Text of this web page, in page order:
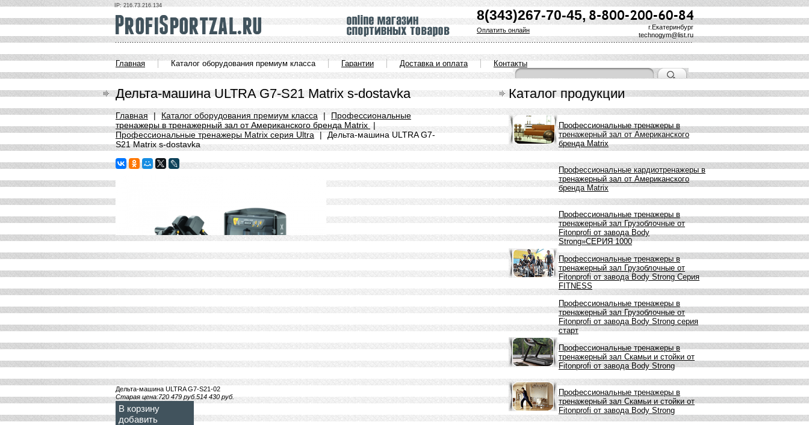
IP: 216.73.216.134
8(343)267-70-45,
г.Екатеринбург
technogym@list.ru
Оплатить онлайн
Главная Каталог оборудования премиум класса Гарантии Доставка и оплата Контакты
Дельта-машина ULTRA G7-S21 Matrix s-dostavka
Главная | Каталог оборудования премиум класса |
Профессиональные
тренажеры в тренажерный зал от Американского бренда Matrix
|
Профессиональные тренажеры Matrix серия Ultra
| Дельта-машина ULTRA G7-
S21 Matrix s-dostavka
Дельта-машина ULTRA G7-S21-02
Старая цена:720 479 руб.514 430 руб.
В корзину
добавить
Каталог продукции
Профессиональные тренажеры в
тренажерный зал от Американского
бренда Matrix
Профессиональные кардиотренажеры в
тренажерный зал от Американского
бренда Matrix
Профессиональные тренажеры в
тренажерный зал Грузоблочные от
Fitonprofi от завода Body
Strong»СЕРИЯ 1000
Профессиональные тренажеры в
тренажерный зал Грузоблочные от
Fitonprofi от завода Body Strong Серия
FITNESS
Профессиональные тренажеры в
тренажерный зал Грузоблочные от
Fitonprofi от завода Body Strong серия
старт
Профессиональные тренажеры в
тренажерный зал Скамьи и стойки от
Fitonprofi от завода Body Strong
Профессиональные тренажеры в
тренажерный зал Скамьи и стойки от
Fitonprofi от завода Body Strong